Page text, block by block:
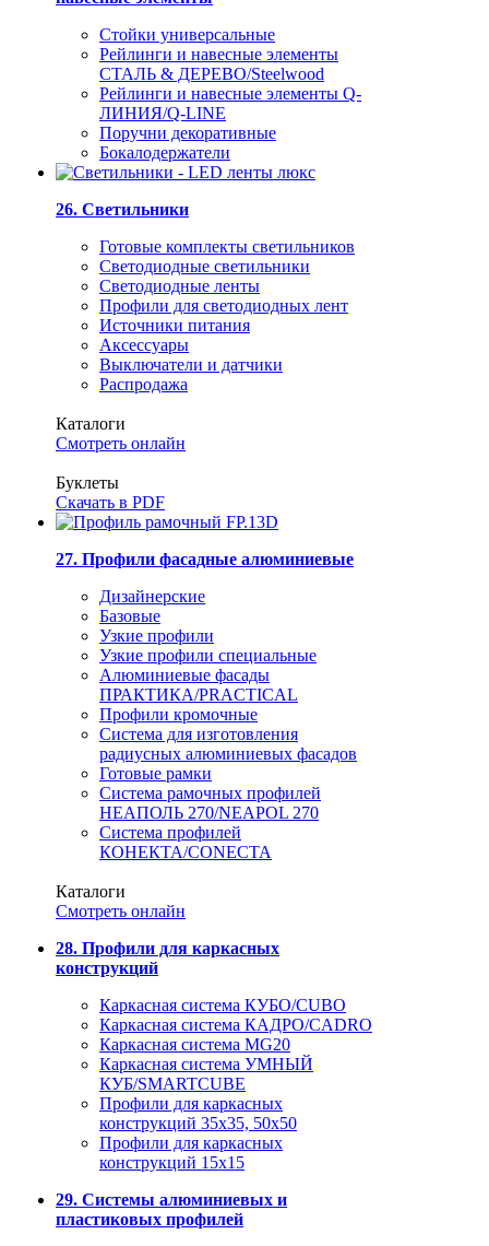
Стойки универсальные
Рейлинги и навесные элементы
СТАЛЬ & ДЕРЕВО/Steelwood
Рейлинги и навесные элементы Q-
ЛИНИЯ/Q-LINE
Поручни декоративные
Бокалодержатели
26. Светильники
Готовые комплекты светильников
Светодиодные светильники
Светодиодные ленты
Профили для светодиодных лент
Источники питания
Аксессуары
Выключатели и датчики
Распродажа
Каталоги
Смотреть онлайн
Буклеты
Скачать в PDF
27. Профили фасадные алюминиевые
Дизайнерские
Базовые
Узкие профили
Узкие профили специальные
Алюминиевые фасады
ПРАКТИКА/PRACTICAL
Профили кромочные
Система для изготовления
радиусных алюминиевых фасадов
Готовые рамки
Система рамочных профилей
НЕАПОЛЬ 270/NEAPOL 270
Система профилей
КОНЕКТА/CONECTA
Каталоги
Смотреть онлайн
28. Профили для каркасных
конструкций
Каркасная система КУБО/CUBO
Каркасная система КАДРО/CADRO
Каркасная система MG20
Каркасная система УМНЫЙ
КУБ/SMARTCUBE
Профили для каркасных
конструкций 35x35, 50x50
Профили для каркасных
конструкций 15х15
29. Системы алюминиевых и
пластиковых профилей